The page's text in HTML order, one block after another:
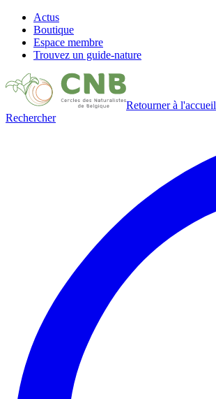
Actus
Boutique
Espace membre
Trouvez un guide-nature
Retourner à l'accueil
Rechercher